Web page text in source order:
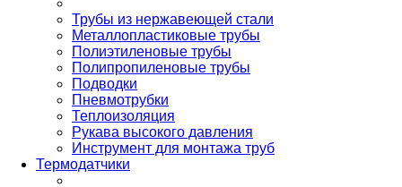
Трубы из нержавеющей стали
Металлопластиковые трубы
Полиэтиленовые трубы
Полипропиленовые трубы
Подводки
Пневмотрубки
Теплоизоляция
Рукава высокого давления
Инструмент для монтажа труб
Термодатчики